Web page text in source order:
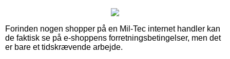
Forinden nogen shopper på en Mil-Tec internet handler kan
de faktisk se på e-shoppens forretningsbetingelser, men det
er bare et tidskrævende arbejde.